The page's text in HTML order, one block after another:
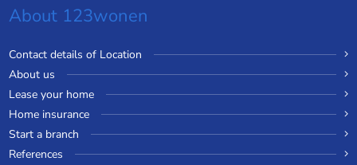
About 123wonen
Contact details of Location
About us
Lease your home
Home insurance
Start a branch
References